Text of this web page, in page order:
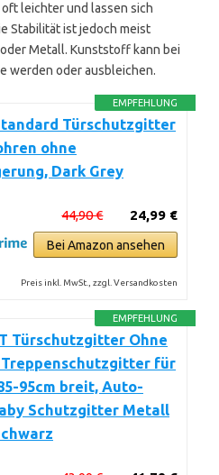
leichter und lassen sich
Stabilität ist jedoch meist
Metall. Kunststoff kann bei
werden oder ausbleichen.
EMPFEHLUNG
Türschutzgitter
ohne
Dark Grey
24,99 €
44,90 €
Bei Amazon ansehen
Preis inkl. MwSt., zzgl. Versandkosten
EMPFEHLUNG
Türschutzgitter Ohne
Treppenschutzgitter für
95cm breit, Auto-
Schutzgitter Metall